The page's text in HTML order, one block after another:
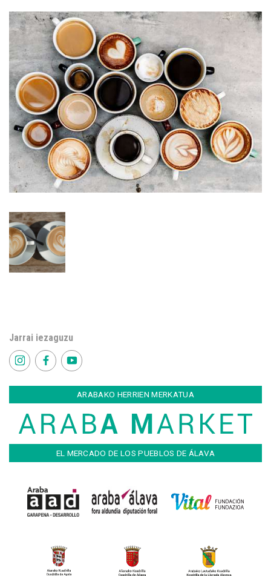
Jarrai iezaguzu
ARABAKO HERRIEN MERKATUA
EL MERCADO DE LOS PUEBLOS DE ÁLAVA